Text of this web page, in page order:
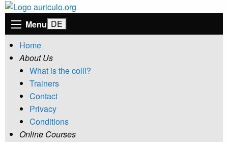
Menu
Home
About Us
What is the colll?
Trainers
Contact
Privacy
Conditions
Online Courses